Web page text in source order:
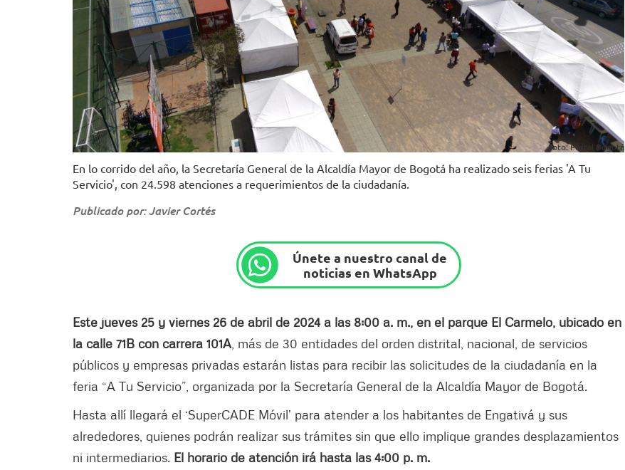
Foto: Portal Bogotá
En lo corrido del año, la Secretaría General de la Alcaldía Mayor de Bogotá ha realizado seis ferias 'A Tu
Servicio', con 24.598 atenciones a requerimientos de la ciudadanía.
Publicado por: Javier Cortés
Únete a nuestro canal de
noticias en WhatsApp
Este jueves 25 y viernes 26 de abril de 2024 a las 8:00 a. m., en el parque El Carmelo, ubicado en
la calle 71B con carrera 101A , más de 30 entidades del orden distrital, nacional, de servicios
públicos y empresas privadas estarán listas para recibir las solicitudes de la ciudadanía en la
feria “A Tu Servicio”, organizada por la Secretaría General de la Alcaldía Mayor de Bogotá.
Hasta allí llegará el ‘SuperCADE Móvil’ para atender a los habitantes de Engativá y sus
alrededores, quienes podrán realizar sus trámites sin que ello implique grandes desplazamientos
ni intermediarios. El horario de atención irá hasta las 4:00 p. m.